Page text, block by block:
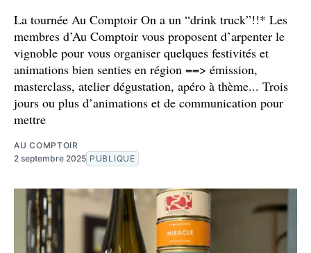
La tournée Au Comptoir On a un “drink truck”!!* Les
membres d’Au Comptoir vous proposent d’arpenter le
vignoble pour vous organiser quelques festivités et
animations bien senties en région ==> émission,
masterclass, atelier dégustation, apéro à thème... Trois
jours ou plus d’animations et de communication pour
mettre
AU COMPTOIR
2 septembre 2025 PUBLIQUE